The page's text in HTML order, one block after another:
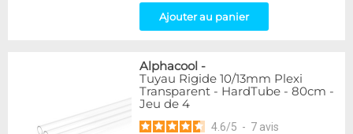
Ajouter au panier
Alphacool -
Tuyau Rigide 10/13mm Plexi
Transparent - HardTube - 80cm -
Jeu de 4
4.6/5 - 7 avis